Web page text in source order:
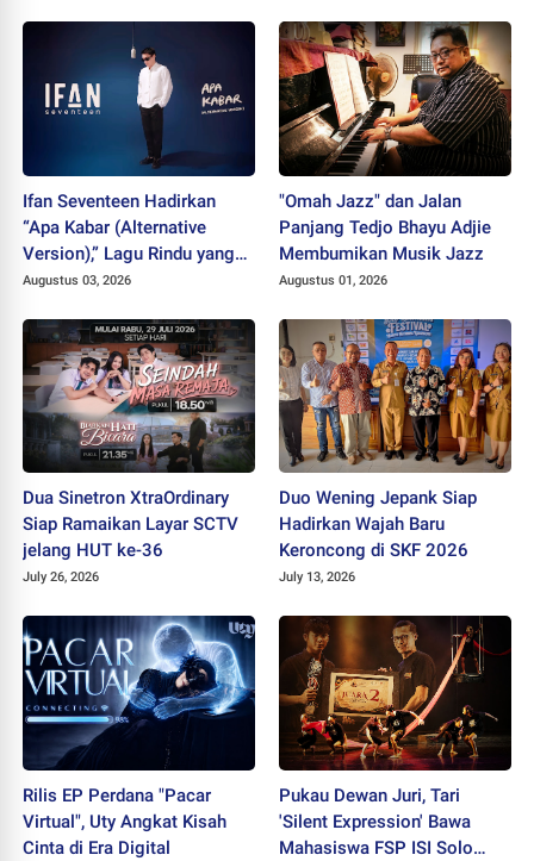
Ifan Seventeen Hadirkan
“Apa Kabar (Alternative
Version),” Lagu Rindu yang
Belum Usai
Augustus 03, 2026
"Omah Jazz" dan Jalan
Panjang Tedjo Bhayu Adjie
Membumikan Musik Jazz
Augustus 01, 2026
Dua Sinetron XtraOrdinary
Siap Ramaikan Layar SCTV
jelang HUT ke-36
July 26, 2026
Duo Wening Jepank Siap
Hadirkan Wajah Baru
Keroncong di SKF 2026
July 13, 2026
Rilis EP Perdana "Pacar
Virtual", Uty Angkat Kisah
Cinta di Era Digital
Pukau Dewan Juri, Tari
'Silent Expression' Bawa
Mahasiswa FSP ISI Solo